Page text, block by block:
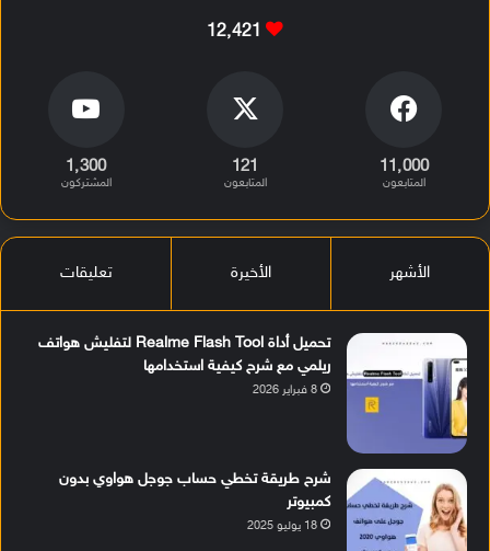
12٬421
11٬000
المتابعون
121
المتابعون
1٬300
المشتركون
الأشهر الأخيرة تعليقات
تحميل أداة Realme Flash Tool لتفليش هواتف
ريلمي مع شرح كيفية استخدامها
8 فبراير 2026
شرح طريقة تخطي حساب جوجل هواوي بدون
كمبيوتر
18 يوليو 2025